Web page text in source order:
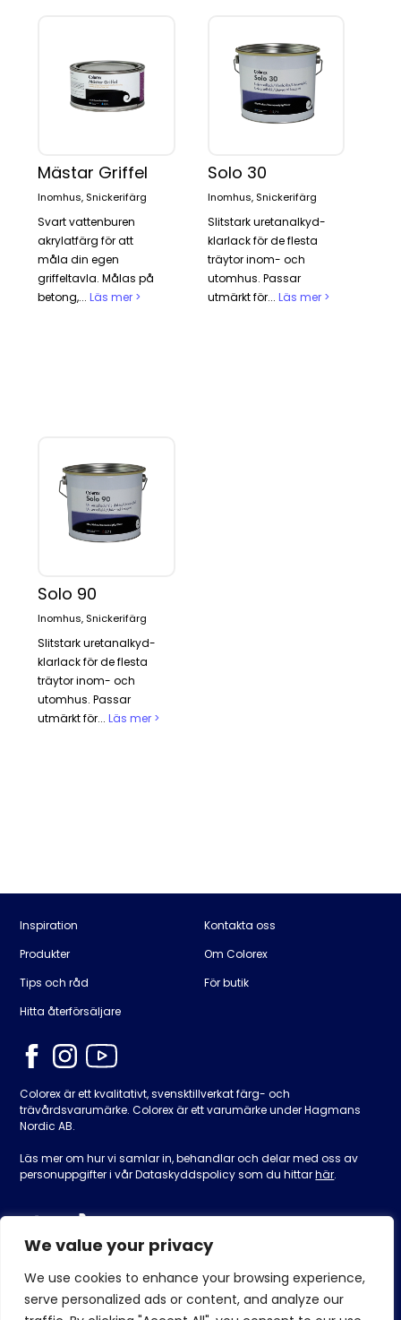
We value your privacy
We use cookies to enhance your browsing experience,
serve personalized ads or content, and analyze our
Mästar Griffel
Inomhus, Snickerifärg
Svart vattenburen
akrylatfärg för att
måla din egen
griffeltavla. Målas på
betong,...Läs mer >
Solo 30
Inomhus, Snickerifärg
Slitstark uretanalkyd-
klarlack för de flesta
träytor inom- och
utomhus. Passar
utmärkt för... Läs mer >
Solo 90
Inomhus, Snickerifärg
Slitstark uretanalkyd-
klarlack för de flesta
träytor inom- och
utomhus. Passar
utmärkt för...Läs mer >
Inspiration
Produkter
Tips och råd
Hitta återförsäljare
Kontakta oss
Om Colorex
För butik
Colorex är ett kvalitativt, svensktillverkat färg- och
trävårdsvarumärke. Colorex är ett varumärke under Hagmans
Nordic AB.
Läs mer om hur vi samlar in, behandlar och delar med oss av
personuppgifter i vår Dataskyddspolicy som du hittarhär.